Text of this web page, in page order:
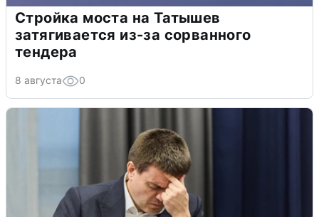
Стройка моста на Татышев
затягивается из-за сорванного
тендера
8 августа 0